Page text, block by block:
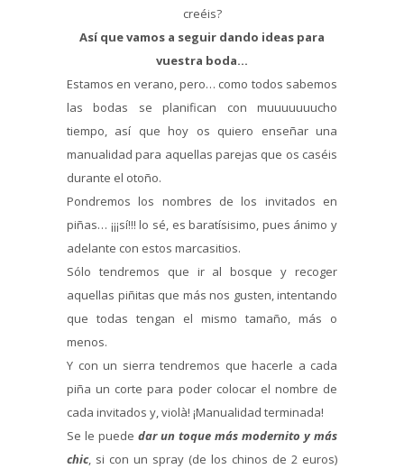
creéis?
Así que vamos a seguir dando ideas para
vuestra boda…
Estamos en verano, pero… como todos sabemos
las bodas se planifican con muuuuuuucho
tiempo, así que hoy os quiero enseñar una
manualidad para aquellas parejas que os caséis
durante el otoño.
Pondremos los nombres de los invitados en
piñas… ¡¡¡sí!!! lo sé, es baratísisimo, pues ánimo y
adelante con estos marcasitios.
Sólo tendremos que ir al bosque y recoger
aquellas piñitas que más nos gusten, intentando
que todas tengan el mismo tamaño, más o
menos.
Y con un sierra tendremos que hacerle a cada
piña un corte para poder colocar el nombre de
cada invitados y, violà! ¡Manualidad terminada!
Se le puede dar un toque más modernito y más
chic, si con un spray (de los chinos de 2 euros)